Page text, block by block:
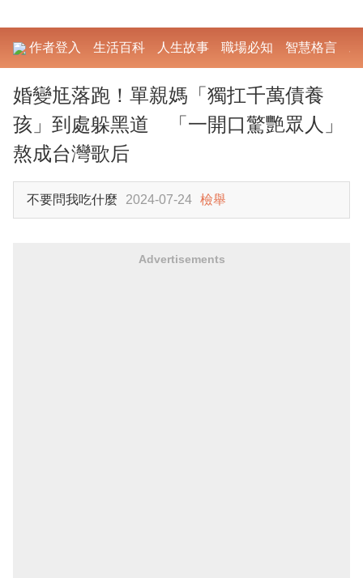
作者登入 生活百科 人生故事 職場必知 智慧格言
婚變尪落跑！單親媽「獨扛千萬債養
孩」到處躲黑道 「一開口驚艷眾人」
熬成台灣歌后
不要問我吃什麼 2024-07-24 檢舉
Advertisements